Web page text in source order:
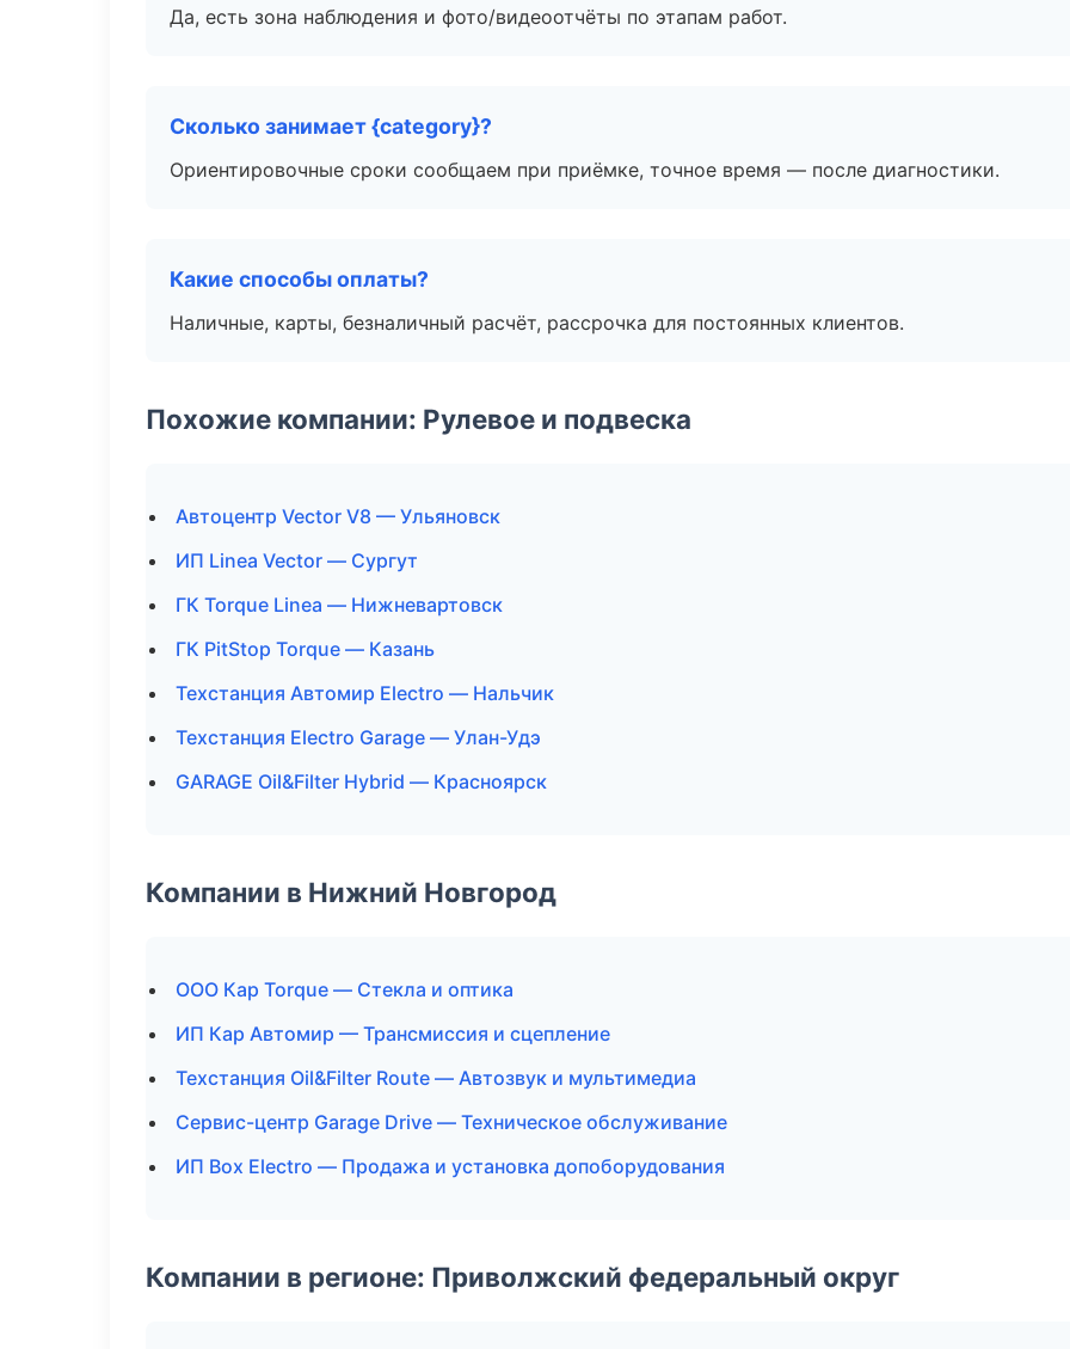
Да, есть зона наблюдения и фото/видеоотчёты по этапам работ.
Сколько занимает {category}?
Ориентировочные сроки сообщаем при приёмке, точное время — после диагностики.
Какие способы оплаты?
Наличные, карты, безналичный расчёт, рассрочка для постоянных клиентов.
Похожие компании: Рулевое и подвеска
Автоцентр Vector V8 — Ульяновск
ИП Linea Vector — Сургут
ГК Torque Linea — Нижневартовск
ГК PitStop Torque — Казань
Техстанция Автомир Electro — Нальчик
Техстанция Electro Garage — Улан-Удэ
GARAGE Oil&Filter Hybrid — Красноярск
Компании в Нижний Новгород
ООО Кар Torque — Стекла и оптика
ИП Кар Автомир — Трансмиссия и сцепление
Техстанция Oil&Filter Route — Автозвук и мультимедиа
Сервис-центр Garage Drive — Техническое обслуживание
ИП Box Electro — Продажа и установка допоборудования
Компании в регионе: Приволжский федеральный округ